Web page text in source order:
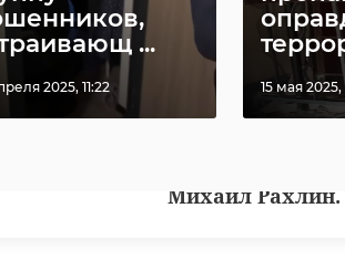
...
2025, 11:22 15 мая 2025,
мы создали двойную медаль.
другая – у тренера.
буквально
передав ему половину
Михаил Рахлин.